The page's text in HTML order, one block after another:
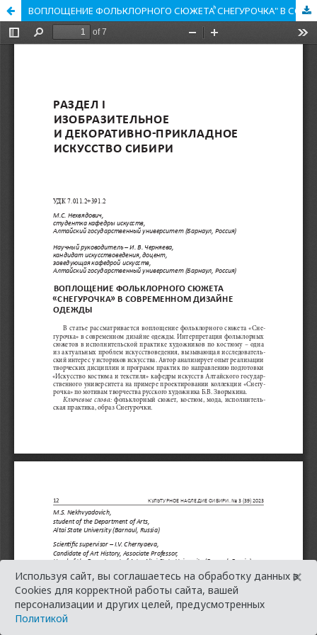
ВОПЛОЩЕНИЕ ФОЛЬКЛОРНОГО СЮЖЕТА ͪСНЕГУРОЧКА" В СОВРЕМЕННОМ ДИЗАЙНЕ ОДЕЖДЫ
Используя сайт, вы соглашаетесь на обработку данных в
Cookies для корректной работы сайта, вашей
персонализации и других целей, предусмотренных
Политикой
×